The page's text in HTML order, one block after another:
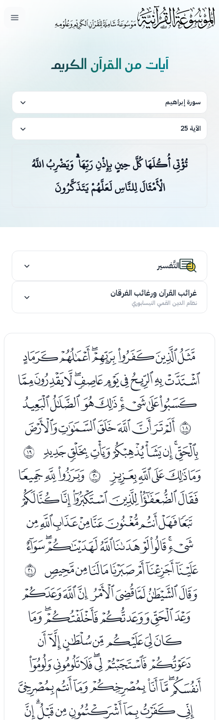
فتح
آيات من القرآن الكريم
سورة إبراهيم
الآية 25
تُؤْتِي أُكُلَهَا كُلَّ حِينٍ بِإِذْنِ رَبِّهَا ۗ وَيَضْرِبُ اللَّهُ
الْأَمْثَالَ لِلنَّاسِ لَعَلَّهُمْ يَتَذَكَّرُونَ
التَّفسير
غرائب القرآن ورغائب الفرقان
نظام الدين القمي النيسابوري
ﯤﯥﯦﯧﯨﯩﯪ
ﯫﯬﯭﯮﯯﯰﯱﯲﯳﯴ
ﯵﯶﯷﯸﯹﯺﯻﯼ
ﰑﭑﭒﭓﭔﭕﭖﭗ
ﭘﭙﭚﭛﭜﭝﭞﭟ ﰒ
ﭡﭢﭣﭤﭥ ﰓ ﭧﭨﭩ
ﭪﭫﭬﭭﭮﭯﭰ
ﭱﭲﭳﭴﭵﭶﭷﭸﭹ
ﭺﭻﭼﭽﭾﭿﮀﮁﮂ
ﮃﮄﮅﮆﮇﮈﮉﮊ ﰔ
ﮌﮍﮎﮏﮐﮑﮒﮓ
ﮔﮕﮖﮗﮘﮙ
ﮚﮛﮜﮝﮞﮟﮠ
ﮡﮢﮣﮤﮥﮦﮧ
ﮨﮩﮪﮫﮬﮭﮮﮯ
ﮰﮱﯓﯔﯕﯖﯗﯘ